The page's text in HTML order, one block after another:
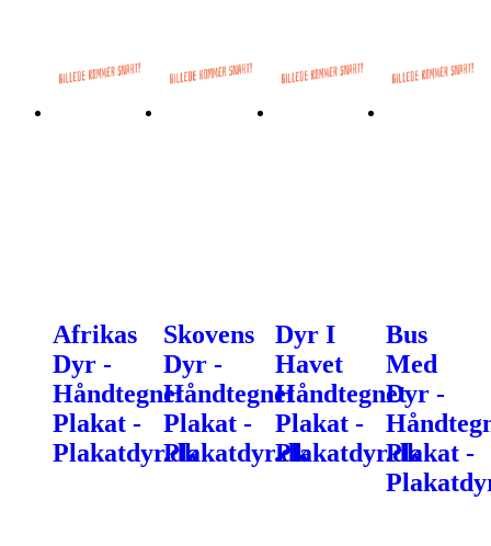
Afrikas
Dyr -
Håndtegnet
Plakat -
Plakatdyr.dk
Skovens
Dyr -
Håndtegnet
Plakat -
Plakatdyr.dk
Dyr I
Havet
Håndtegnet
Plakat -
Plakatdyr.dk
Bus
Med
Dyr -
Plakat -